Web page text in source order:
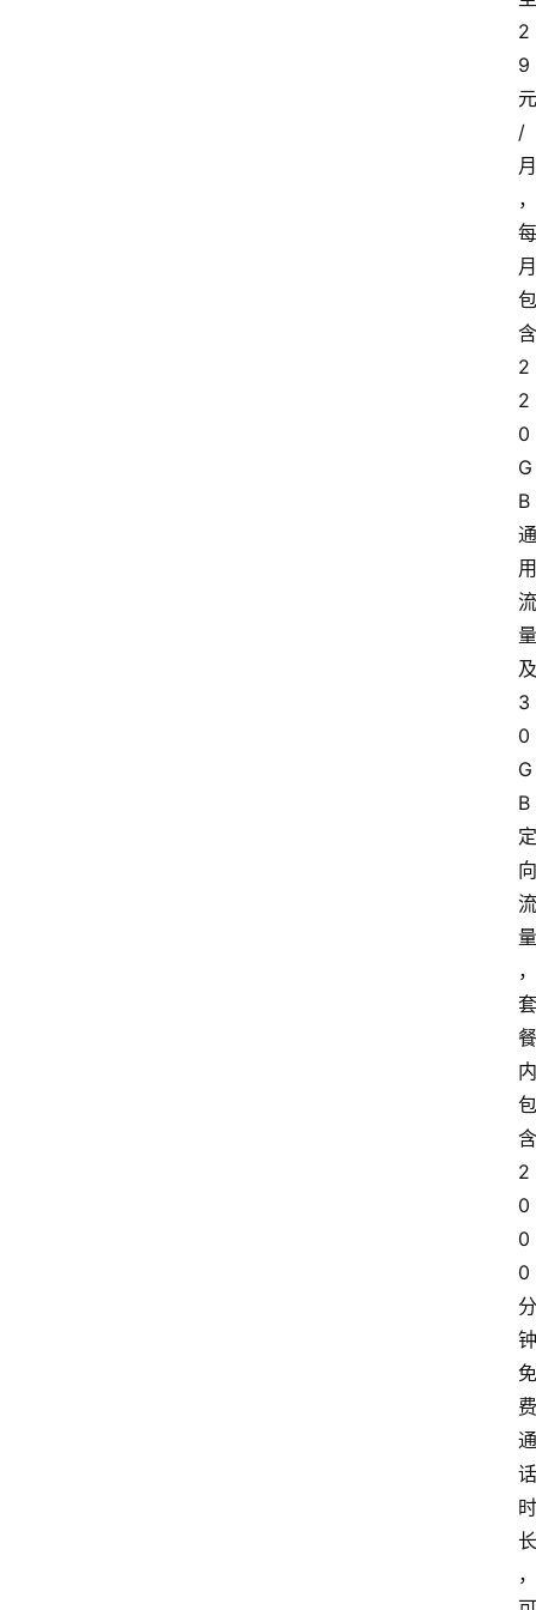
2
9
元
/
月
，
每
月
包
含
2
2
0
G
B
通
用
流
量
及
3
0
G
B
定
向
流
量
，
套
餐
内
包
含
2
0
0
0
分
钟
免
费
通
话
时
长
，